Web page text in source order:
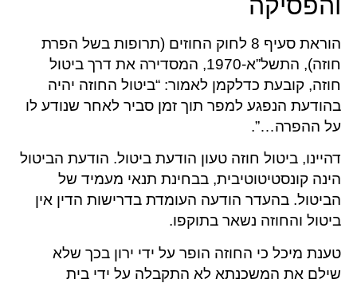
הוראת סעיף 8 לחוק החוזים (תרופות בשל הפרת
חוזה), התשל”א-1970, המסדירה את דרך ביטול
חוזה, קובעת כדלקמן לאמור: “ביטול החוזה יהיה
בהודעת הנפגע למפר תוך זמן סביר לאחר שנודע לו
על ההפרה…”.
דהיינו, ביטול חוזה טעון הודעת ביטול. הודעת הביטול
הינה קונסטיטוטיבית, בבחינת תנאי מעמיד של
הביטול. בהעדר הודעה העומדת בדרישות הדין אין
ביטול והחוזה נשאר בתוקפו.
טענת מיכל כי החוזה הופר על ידי ירון בכך שלא
שילם את המשכנתא לא התקבלה על ידי בית